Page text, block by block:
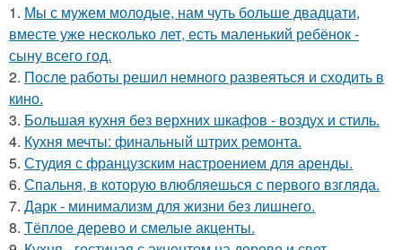
1. Мы с мужем молодые, нам чуть больше двадцати,
вместе уже несколько лет, есть маленький ребёнок -
сыну всего год.
2. После работы решил немного развеяться и сходить в
кино.
3. Большая кухня без верхних шкафов - воздух и стиль.
4. Кухня мечты: финальный штрих ремонта.
5. Студия с французским настроением для аренды.
6. Спальня, в которую влюбляешься с первого взгляда.
7. Дарк - минимализм для жизни без лишнего.
8. Тёплое дерево и смелые акценты.